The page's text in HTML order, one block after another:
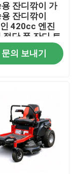
잔디깎이 가
잔디깎이
420cc 엔진
절단 폭 잔디 트
지원
문의 보내기